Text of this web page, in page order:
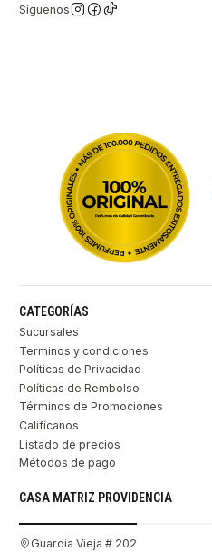
Síguenos
CATEGORÍAS
Sucursales
Terminos y condiciones
Políticas de Privacidad
Políticas de Rembolso
Términos de Promociones
Califícanos
Listado de precios
Métodos de pago
CASA MATRIZ PROVIDENCIA
Guardia Vieja # 202